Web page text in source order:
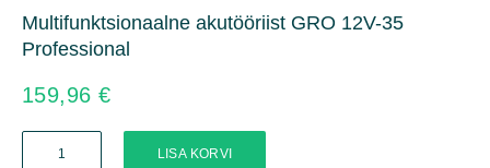
Multifunktsionaalne akutööriist GRO 12V-35
Professional
159,96 €
akutööriist
LISA KORVI